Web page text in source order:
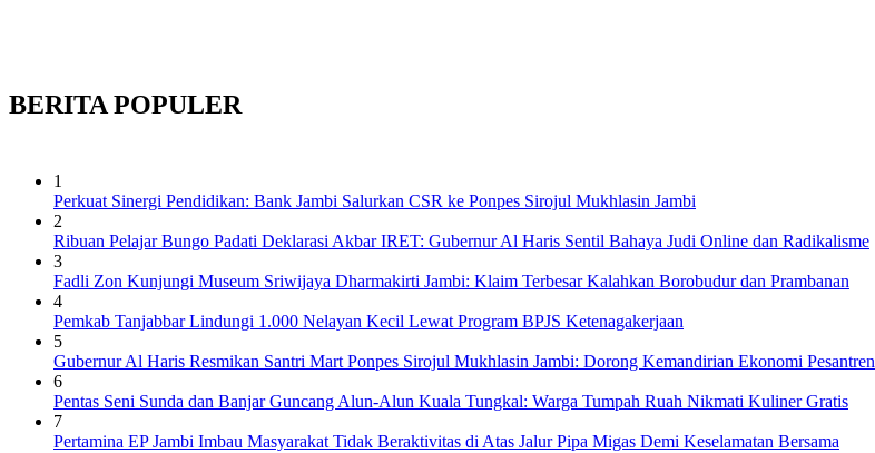
BERITA POPULER
1
Perkuat Sinergi Pendidikan: Bank Jambi Salurkan CSR ke Ponpes Sirojul Mukhlasin Jambi
2
Ribuan Pelajar Bungo Padati Deklarasi Akbar IRET: Gubernur Al Haris Sentil Bahaya Judi Online dan Radikalisme
3
Fadli Zon Kunjungi Museum Sriwijaya Dharmakirti Jambi: Klaim Terbesar Kalahkan Borobudur dan Prambanan
4
Pemkab Tanjabbar Lindungi 1.000 Nelayan Kecil Lewat Program BPJS Ketenagakerjaan
5
Gubernur Al Haris Resmikan Santri Mart Ponpes Sirojul Mukhlasin Jambi: Dorong Kemandirian Ekonomi Pesantren
6
Pentas Seni Sunda dan Banjar Guncang Alun-Alun Kuala Tungkal: Warga Tumpah Ruah Nikmati Kuliner Gratis
7
Pertamina EP Jambi Imbau Masyarakat Tidak Beraktivitas di Atas Jalur Pipa Migas Demi Keselamatan Bersama